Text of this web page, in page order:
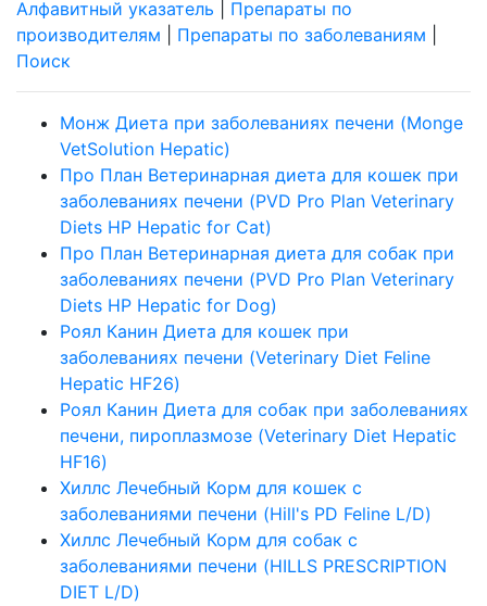
Алфавитный указатель
Препараты по
производителям
Препараты по заболеваниям
Поиск
Монж Диета при заболеваниях печени (Monge
VetSolution Hepatic)
Про План Ветеринарная диета для кошек при
заболеваниях печени (PVD Pro Plan Veterinary
Diets HP Hepatic for Cat)
Про План Ветеринарная диета для собак при
заболеваниях печени (PVD Pro Plan Veterinary
Diets HP Hepatic for Dog)
Роял Канин Диета для кошек при
заболеваниях печени (Veterinary Diet Feline
Hepatic HF26)
Роял Канин Диета для собак при заболеваниях
печени, пироплазмозе (Veterinary Diet Hepatic
HF16)
Хиллс Лечебный Корм для кошек с
заболеваниями печени (Hill's PD Feline L/D)
Хиллс Лечебный Корм для собак с
заболеваниями печени (HILLS PRESCRIPTION
DIET L/D)